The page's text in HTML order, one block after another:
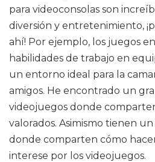
para videoconsolas son
diversión y entretenimiento,
ahí! Por ejemplo, los juegos
habilidades de trabajo en
un entorno ideal para la
amigos. He encontrado un
videojuegos donde
valorados. Asimismo tienen
donde comparten cómo
interese por los videojuegos.